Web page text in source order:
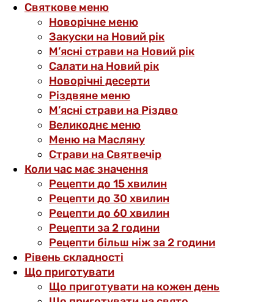
Святкове меню
Новорічне меню
Закуски на Новий рік
М’ясні страви на Новий рік
Салати на Новий рік
Новорічні десерти
Різдвяне меню
М’ясні страви на Різдво
Великоднє меню
Меню на Масляну
Страви на Святвечір
Коли час має значення
Рецепти до 15 хвилин
Рецепти до 30 хвилин
Рецепти до 60 хвилин
Рецепти за 2 години
Рецепти більш ніж за 2 години
Рівень складності
Що приготувати
Що приготувати на кожен день